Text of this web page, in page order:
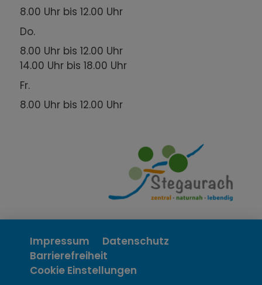
8.00 Uhr bis 12.00 Uhr
Do.
8.00 Uhr bis 12.00 Uhr
14.00 Uhr bis 18.00 Uhr
Fr.
8.00 Uhr bis 12.00 Uhr
Impressum
Datenschutz
Barrierefreiheit
Cookie Einstellungen